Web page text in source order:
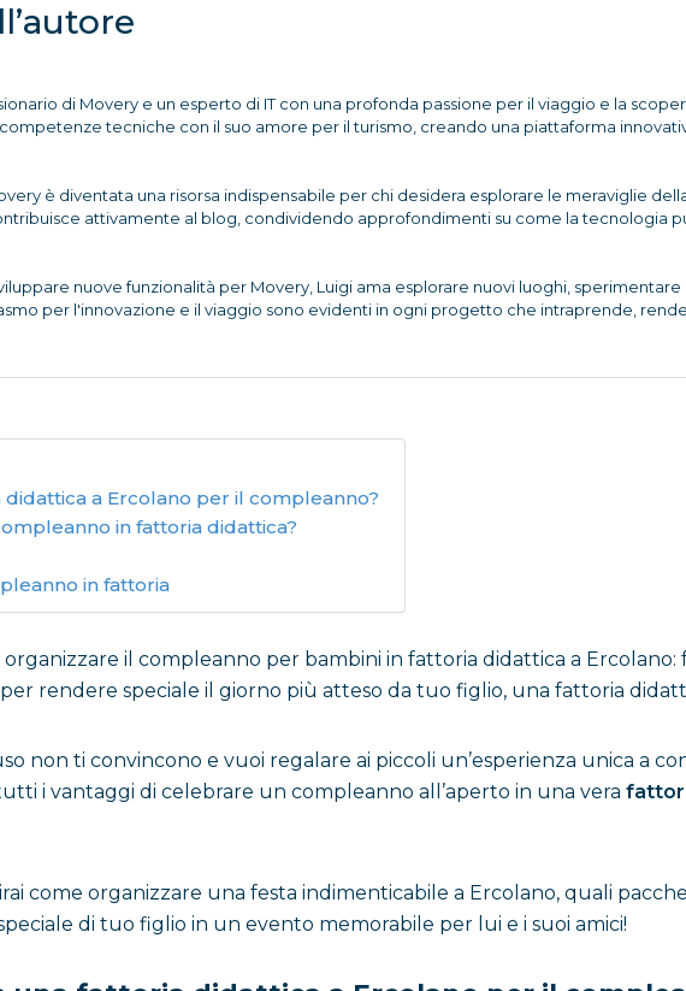
di Movery e un esperto di IT con una profonda passione per il viaggio e la
tecniche con il suo amore per il turismo, creando una piattaforma
è diventata una risorsa indispensabile per chi desidera esplorare le meraviglie
attivamente al blog, condividendo approfondimenti su come la tecnologia
nuove funzionalità per Movery, Luigi ama esplorare nuovi luoghi,
per l'innovazione e il viaggio sono evidenti in ogni progetto che intraprende,
a Ercolano per il compleanno?
in fattoria didattica?
in fattoria
il compleanno per bambini in fattoria didattica a Ercolano:
rendere speciale il giorno più atteso da tuo figlio, una fattoria
non ti convincono e vuoi regalare ai piccoli un’esperienza unica a
i vantaggi di celebrare un compleanno all’aperto in una vera
come organizzare una festa indimenticabile a Ercolano, quali
di tuo figlio in un evento memorabile per lui e i suoi amici!